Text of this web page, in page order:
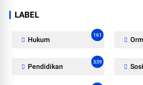
LABEL
Hukum
161
Pendidikan
339